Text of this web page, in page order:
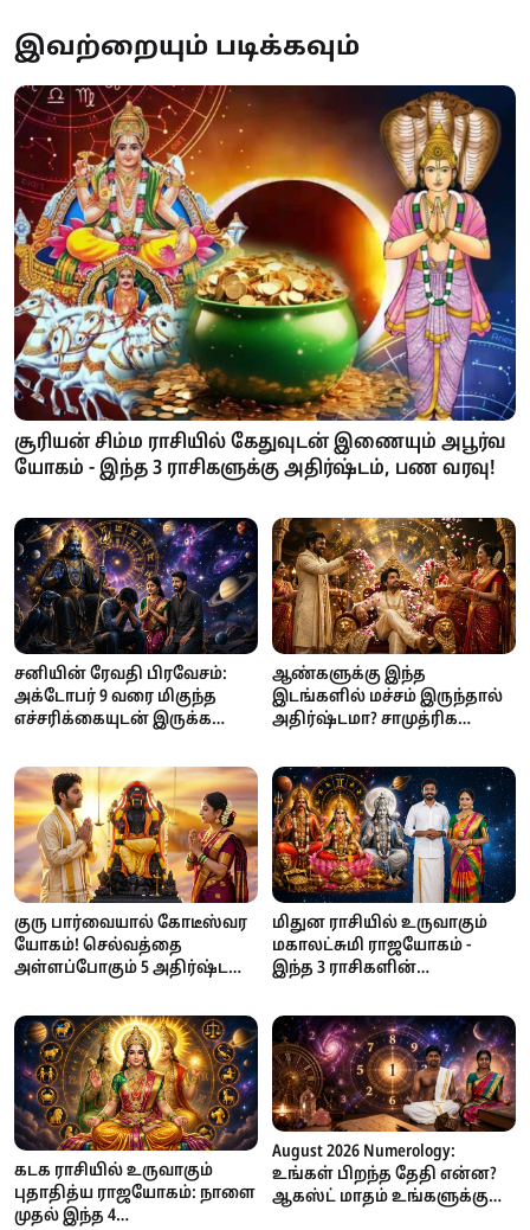
இவற்றையும் படிக்கவும்
சூரியன் சிம்ம ராசியில் கேதுவுடன் இணையும் அபூர்வ
யோகம் - இந்த 3 ராசிகளுக்கு அதிர்ஷ்டம், பண வரவு!
சனியின் ரேவதி பிரவேசம்:
அக்டோபர் 9 வரை மிகுந்த
எச்சரிக்கையுடன் இருக்க
ஆண்களுக்கு இந்த
இடங்களில் மச்சம் இருந்தால்
அதிர்ஷ்டமா? சாமுத்ரிக
நம்பிக்கைகள்
குரு பார்வையால் கோடீஸ்வர
யோகம்! செல்வத்தை
அள்ளப்போகும் 5 அதிர்ஷ்ட
மிதுன ராசியில் உருவாகும்
மகாலட்சுமி ராஜயோகம் -
இந்த 3 ராசிகளின்
கடக ராசியில் உருவாகும்
புதாதித்ய ராஜயோகம்: நாளை
முதல் இந்த 4
August 2026 Numerology:
உங்கள் பிறந்த தேதி என்ன?
ஆகஸ்ட் மாதம் உங்களுக்கு